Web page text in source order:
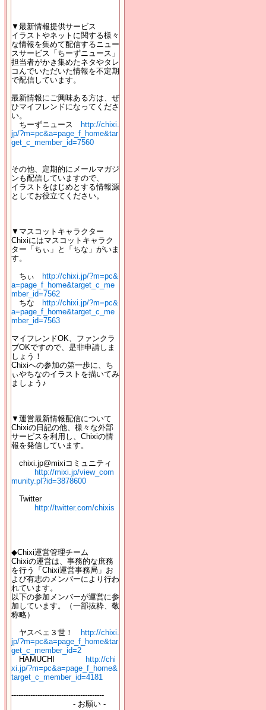
▼最新情報提供サービス
イラストやネットに関する様々
な情報を集めて配信するニュー
スサービス「ちーずニュース」
担当者がかき集めたネタやタレ
コんでいただいた情報を不定期
で配信しています。
最新情報にご興味ある方は、ぜ
ひマイフレンドになってくださ
い。
ちーずニュース
http://chixi.
jp/?m=pc&a=page_f_home&tar
get_c_member_id=7560
その他、定期的にメールマガジ
ンも配信していますので、
イラストをはじめとする情報源
としてお役立てください。
▼マスコットキャラクター
Chixiにはマスコットキャラク
ター「ちぃ」と「ちな」がいま
す。
ちぃ
http://chixi.jp/?m=pc&
a=page_f_home&target_c_me
mber_id=7562
ちな
http://chixi.jp/?m=pc&
a=page_f_home&target_c_me
mber_id=7563
マイフレンドOK、ファンクラ
ブOKですので、是非申請しま
しょう！
Chixiへの参加の第一歩に、ち
ぃやちなのイラストを描いてみ
ましょう♪
▼運営最新情報配信について
Chixiの日記の他、様々な外部
サービスを利用し、Chixiの情
報を発信しています。
chixi.jp@mixiコミュニティ
http://mixi.jp/view_com
munity.pl?id=3878600
Twitter
http://twitter.com/chixis
◆Chixi運営管理チーム
Chixiの運営は、事務的な庶務
を行う「Chixi運営事務局」お
よび有志のメンバーにより行わ
れています。
以下の参加メンバーが運営に参
加しています。（一部抜粋、敬
称略）
ヤスベェ３世！
http://chixi.
jp/?m=pc&a=page_f_home&tar
get_c_member_id=2
HAMUCHI
http://chi
xi.jp/?m=pc&a=page_f_home&
target_c_member_id=4181
---------------------------------------
- お願い -